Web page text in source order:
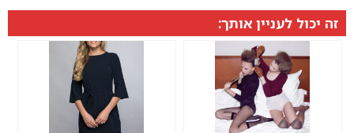
זה יכול לעניין אותך: